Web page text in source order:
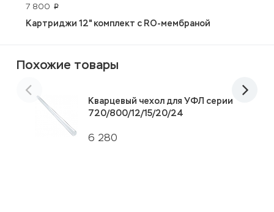
7 800 p
Картриджи 12" комплект с RO-мембраной
Похожие товары
6 280
Кварцевый чехол для УФЛ серии
720/800/12/15/20/24